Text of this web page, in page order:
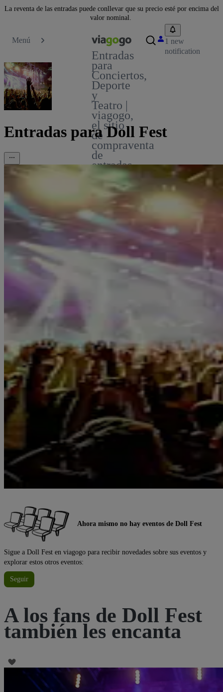
La reventa de las entradas puede conllevar que su precio esté por encima del
valor nominal.
Menú
Entradas
para
Conciertos,
Deporte
y
Teatro |
viagogo,
el sitio
de
compraventa
de
entradas
1 new
notification
Entradas para Doll Fest
Ahora mismo no hay eventos de Doll Fest
Sigue a Doll Fest en viagogo para recibir novedades sobre sus eventos y
explorar estos otros eventos:
Seguir
A los fans de Doll Fest
también les encanta